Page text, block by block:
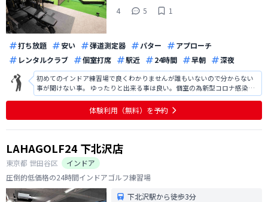
4
5 1
打ち放題 安い 弾道測定器 パター
アプローチ
レンタルクラブ
個室打席 駅近 24時間 早朝 深夜
初めてのインドア練習場で良くわかりませんが誰もいないので分からない
事が聞けない事。 ゆったりと出来る事は良い。個室の為新型コロナ感染や
インフルエンザなどの心配がない事。空間が良い。今年の夏は暑かったの
で涼しく練習出来たのではないか？ 金額面でも丁度良いかとおもいます。
広い練習場だと目で見てどのくら
体験利用（無料）を予約
LAHAGOLF24 下北沢店
東京都 世田谷区
インドア
圧倒的低価格の24時間インドアゴルフ練習場
下北沢駅から徒歩3分